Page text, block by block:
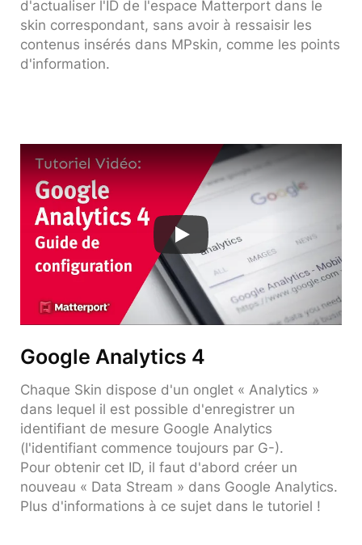
d'actualiser l'ID de l'espace Matterport dans le
skin correspondant, sans avoir à ressaisir les
contenus insérés dans MPskin, comme les points
d'information.
Google Analytics 4
Chaque Skin dispose d'un onglet « Analytics »
dans lequel il est possible d'enregistrer un
identifiant de mesure Google Analytics
(l'identifiant commence toujours par G-).
Pour obtenir cet ID, il faut d'abord créer un
nouveau « Data Stream » dans Google Analytics.
Plus d'informations à ce sujet dans le tutoriel !